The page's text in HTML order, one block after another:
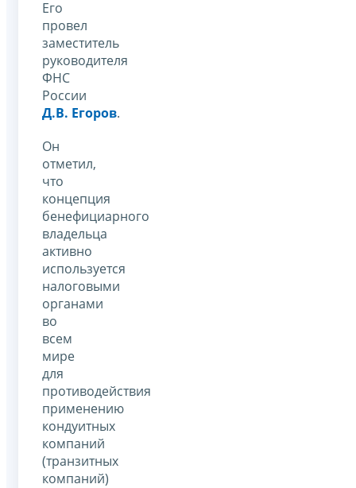
Его
провел
заместитель
руководителя
ФНС
России
Д.В. Егоров.
Он
отметил,
что
концепция
бенефициарного
владельца
активно
используется
налоговыми
органами
во
всем
мире
для
противодействия
применению
кондуитных
компаний
(транзитных
компаний)